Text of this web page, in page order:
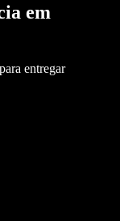
em
entregar